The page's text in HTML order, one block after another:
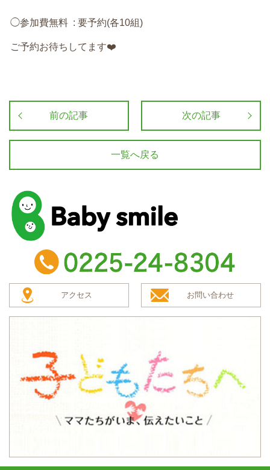
◯参加費無料 : 要予約(各10組)
ご予約お待ちしてます❤️
前の記事 次の記事
一覧へ戻る
baby smile
TEL：0225-24-8304
アクセス お問い合わせ